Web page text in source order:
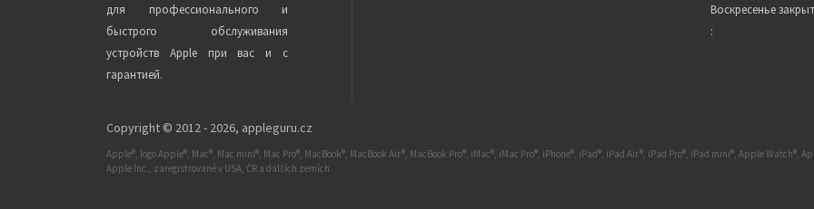
для профессионального и
быстрого обслуживания
устройств Apple при вас и с
гарантией.
Воскресенье
:
Copyright © 2012 - 2026, appleguru.cz
Apple®, logo Apple®, Mac®, Mac mini®, Mac Pro®, MacBook®, MacBook Air®, MacBook Pro®, iMac®, iMac Pro®, iPhone®, iPad®, iPad Air®, iPad Pro®, iPad mini®, Apple
Apple Inc., zaregistrované v USA, ČR a dalších zemích.